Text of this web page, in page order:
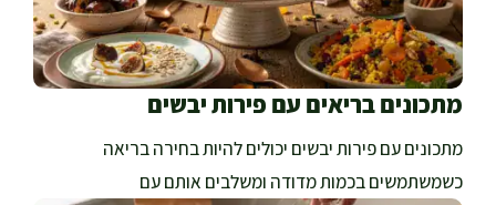
מתכונים בריאים עם פירות יבשים
מתכונים עם פירות יבשים יכולים להיות בחירה בריאה
כשמשתמשים בכמות מדודה ומשלבים אותם עם